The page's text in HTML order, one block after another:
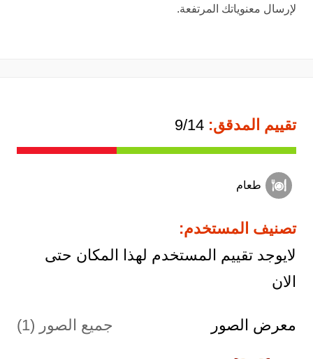
لإرسال معنوياتك المرتفعة.
تقييم المدقق:
طعام
تصنيف المستخدم:
لايوجد تقييم المستخدم لهذا المكان حتى
الان
معرض الصور جميع الصور (1)